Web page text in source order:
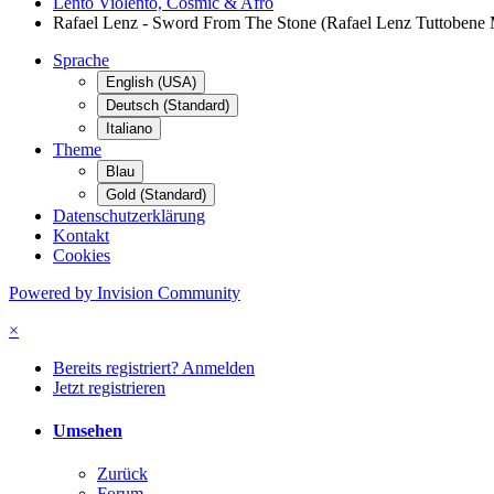
Rafael Lenz - Sword From The Stone (Rafael Lenz Tuttobene
Sprache
English (USA)
Deutsch (Standard)
Italiano
Theme
Blau
Gold (Standard)
Datenschutzerklärung
Kontakt
Cookies
Powered by Invision Community
×
Bereits registriert? Anmelden
Jetzt registrieren
Umsehen
Zurück